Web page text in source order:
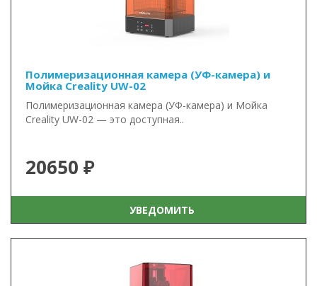
Полимеризационная камера (УФ-камера) и
Мойка Creality UW-02
Полимеризационная камера (УФ-камера) и Мойка
Creality UW-02 — это доступная..
20650 ₽
УВЕДОМИТЬ